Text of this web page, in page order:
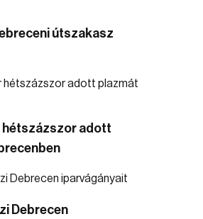
útszakasz
hétszázszor adott
Debrecen